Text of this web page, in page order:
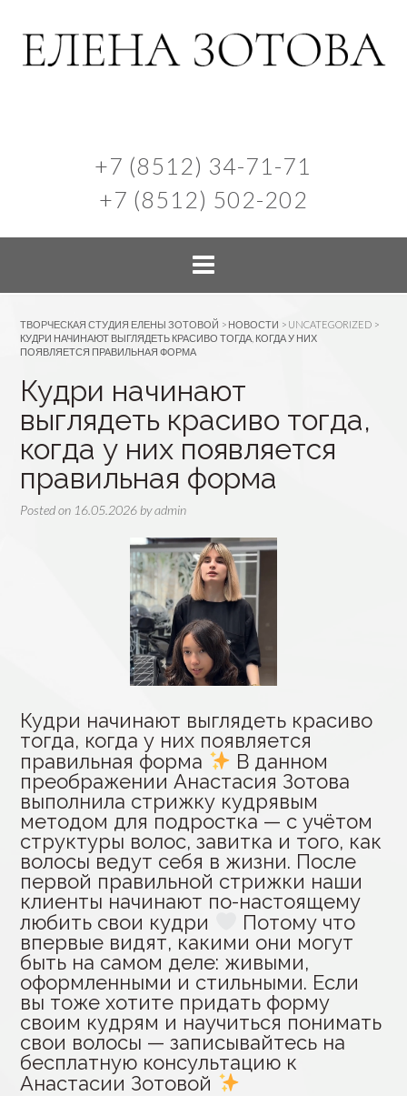
+7 (8512) 34-71-71
+7 (8512) 502-202
ТВОРЧЕСКАЯ СТУДИЯ ЕЛЕНЫ ЗОТОВОЙ > НОВОСТИ > UNCATEGORIZED >
КУДРИ НАЧИНАЮТ ВЫГЛЯДЕТЬ КРАСИВО ТОГДА, КОГДА У НИХ
ПОЯВЛЯЕТСЯ ПРАВИЛЬНАЯ ФОРМА
Кудри начинают
выглядеть красиво тогда,
когда у них появляется
правильная форма
Posted on 16.05.2026 byadmin
Кудри начинают выглядеть красиво
тогда, когда у них появляется
правильная форма
В данном
преображении Анастасия Зотова
выполнила стрижку кудрявым
методом для подростка — с учётом
структуры волос, завитка и того, как
волосы ведут себя в жизни. После
первой правильной стрижки наши
клиенты начинают по-настоящему
любить свои кудри
Потому что
впервые видят, какими они могут
быть на самом деле: живыми,
оформленными и стильными. Если
вы тоже хотите придать форму
своим кудрям и научиться понимать
свои волосы — записывайтесь на
бесплатную консультацию к
Анастасии Зотовой